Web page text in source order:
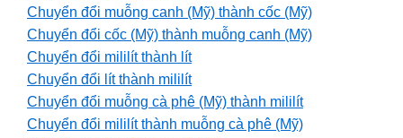
Chuyển đổi muỗng canh (Mỹ) thành cốc (Mỹ)
Chuyển đổi cốc (Mỹ) thành muỗng canh (Mỹ)
Chuyển đổi mililít thành lít
Chuyển đổi lít thành mililít
Chuyển đổi muỗng cà phê (Mỹ) thành mililít
Chuyển đổi mililít thành muỗng cà phê (Mỹ)